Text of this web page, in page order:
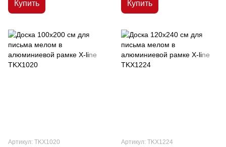
Купить Купить
Артикул: TKX1020 Артикул: TKX1224